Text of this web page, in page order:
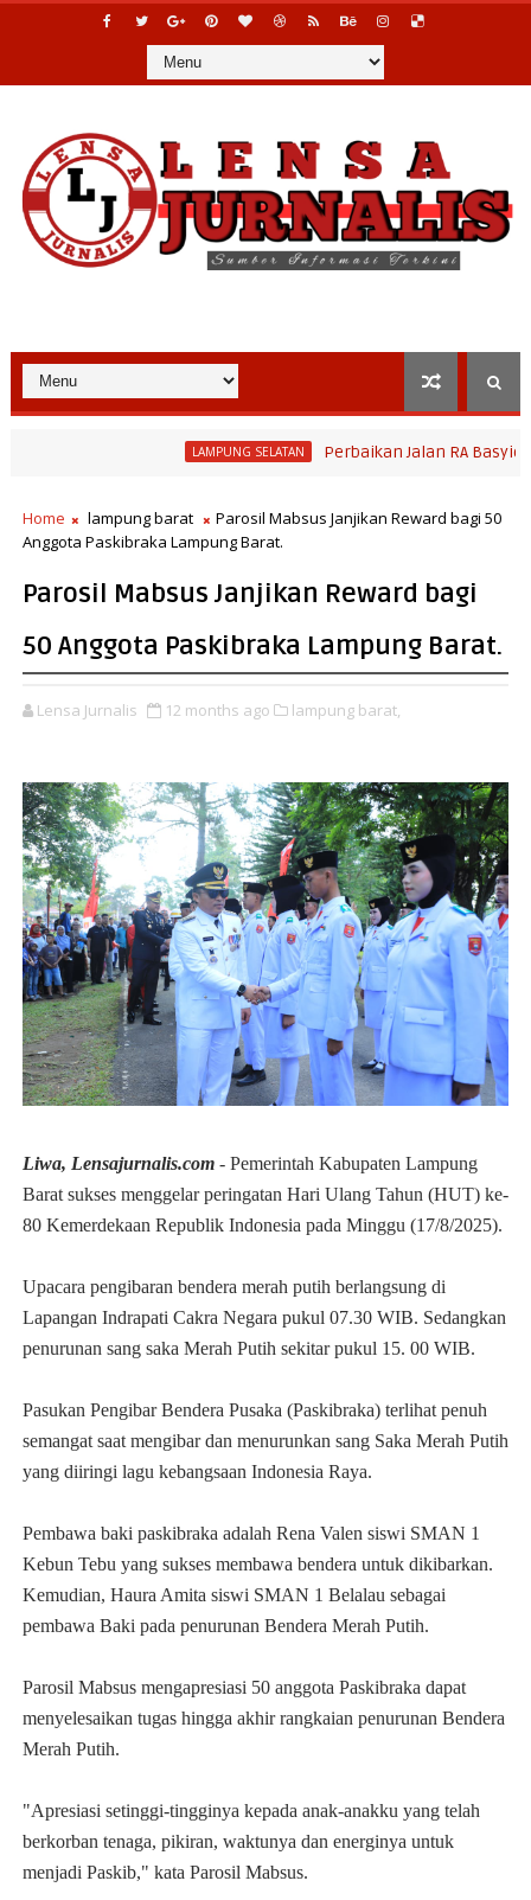
LAMPUNG SELATAN Perbaikan Jalan RA Basyid Segera
Home lampung barat
Parosil Mabsus Janjikan Reward bagi 50
Anggota Paskibraka Lampung Barat.
Parosil Mabsus Janjikan Reward bagi
50 Anggota Paskibraka Lampung Barat.
Lensa Jurnalis 12 months ago lampung barat,
Liwa, Lensajurnalis.com- Pemerintah Kabupaten Lampung
Barat sukses menggelar peringatan Hari Ulang Tahun (HUT) ke-
80 Kemerdekaan Republik Indonesia pada Minggu (17/8/2025).
Upacara pengibaran bendera merah putih berlangsung di
Lapangan Indrapati Cakra Negara pukul 07.30 WIB. Sedangkan
penurunan sang saka Merah Putih sekitar pukul 15. 00 WIB.
Pasukan Pengibar Bendera Pusaka (Paskibraka) terlihat penuh
semangat saat mengibar dan menurunkan sang Saka Merah Putih
yang diiringi lagu kebangsaan Indonesia Raya.
Pembawa baki paskibraka adalah Rena Valen siswi SMAN 1
Kebun Tebu yang sukses membawa bendera untuk dikibarkan.
Kemudian, Haura Amita siswi SMAN 1 Belalau sebagai
pembawa Baki pada penurunan Bendera Merah Putih.
Parosil Mabsus mengapresiasi 50 anggota Paskibraka dapat
menyelesaikan tugas hingga akhir rangkaian penurunan Bendera
Merah Putih.
"Apresiasi setinggi-tingginya kepada anak-anakku yang telah
berkorban tenaga, pikiran, waktunya dan energinya untuk
menjadi Paskib," kata Parosil Mabsus.